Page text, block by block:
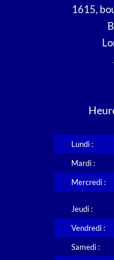
1615,
Lundi :
Mardi :
Mercredi :
Jeudi :
Vendredi :
Samedi :